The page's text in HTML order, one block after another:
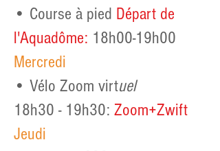
• Course à pied Départ de
l'Aquadôme: 18h00-19h00
Mercredi
• Vélo Zoom virtuel
18h30 - 19h30: Zoom+Zwift
Jeudi